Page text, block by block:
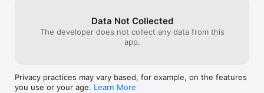
Data Not Collected
The developer does not collect any data from this
app.
Privacy practices may vary based, for example, on the features
you use or your age. Learn More